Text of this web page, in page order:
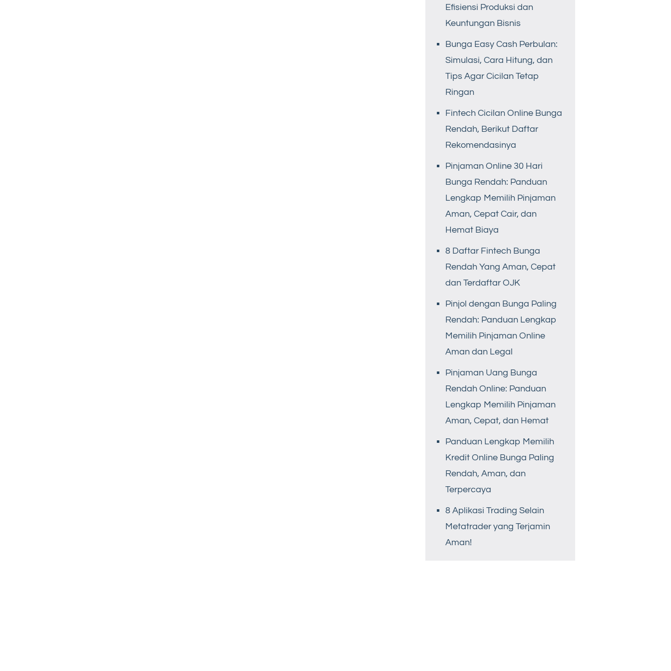
Efisiensi Produksi dan
Keuntungan Bisnis
Bunga Easy Cash Perbulan:
Simulasi, Cara Hitung, dan
Tips Agar Cicilan Tetap
Ringan
Fintech Cicilan Online Bunga
Rendah, Berikut Daftar
Rekomendasinya
Pinjaman Online 30 Hari
Bunga Rendah: Panduan
Lengkap Memilih Pinjaman
Aman, Cepat Cair, dan
Hemat Biaya
8 Daftar Fintech Bunga
Rendah Yang Aman, Cepat
dan Terdaftar OJK
Pinjol dengan Bunga Paling
Rendah: Panduan Lengkap
Memilih Pinjaman Online
Aman dan Legal
Pinjaman Uang Bunga
Rendah Online: Panduan
Lengkap Memilih Pinjaman
Aman, Cepat, dan Hemat
Panduan Lengkap Memilih
Kredit Online Bunga Paling
Rendah, Aman, dan
Terpercaya
8 Aplikasi Trading Selain
Metatrader yang Terjamin
Aman!